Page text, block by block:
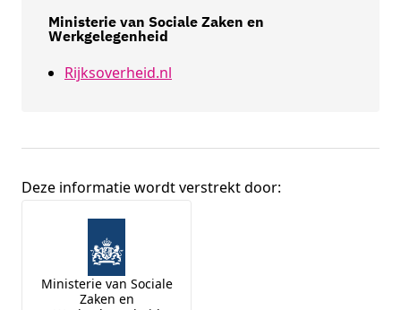
Ministerie van Sociale Zaken en
Werkgelegenheid
Rijksoverheid.nl
Broninformatie
Deze informatie wordt verstrekt door:
Ministerie van Sociale
Zaken en